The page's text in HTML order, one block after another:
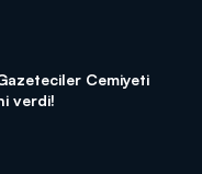
Cemiyeti
verdi!